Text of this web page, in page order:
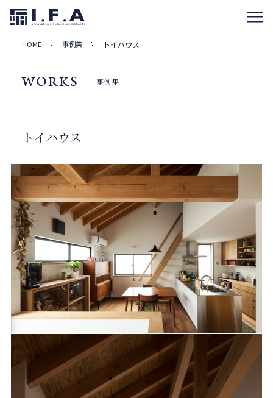
HOME 事例集 トイハウス
WORKS 事例集
トイハウス